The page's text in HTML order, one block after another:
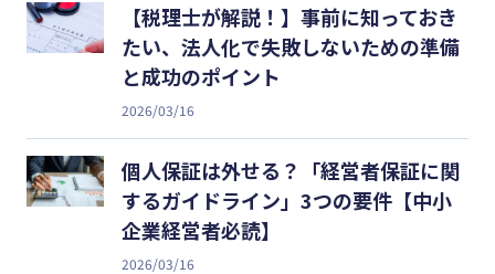
【税理士が解説！】事前に知っておき
たい、法人化で失敗しないための準備
と成功のポイント
2026/03/16
個人保証は外せる？「経営者保証に関
するガイドライン」3つの要件【中小
企業経営者必読】
2026/03/16